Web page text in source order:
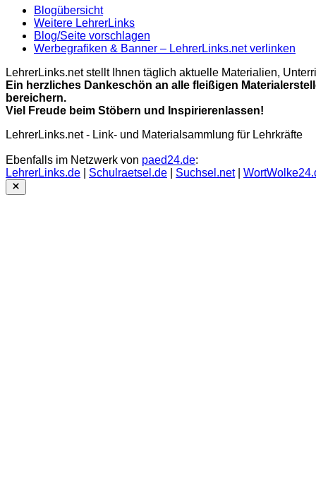
Blogübersicht
Weitere LehrerLinks
Blog/Seite vorschlagen
Werbegrafiken & Banner – LehrerLinks.net verlinken
LehrerLinks.net stellt Ihnen täglich aktuelle Materialien,
Ein herzliches Dankeschön an alle fleißigen
bereichern.
Viel Freude beim Stöbern und Inspirierenlassen!
LehrerLinks.net - Link- und Materialsammlung für Lehrkräfte
Ebenfalls im Netzwerk von paed24.de:
LehrerLinks.de
Schulraetsel.de Suchsel.net|
Close